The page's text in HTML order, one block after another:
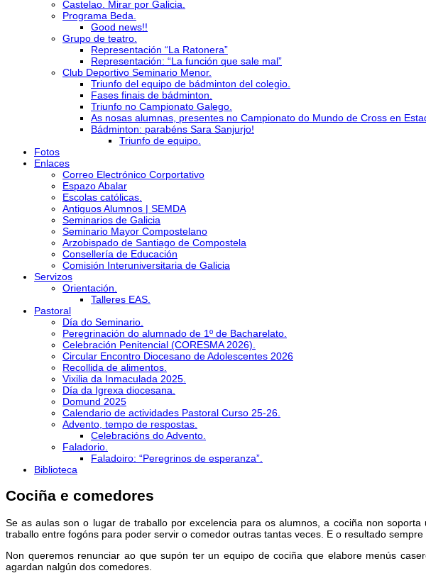
Castelao. Mirar por Galicia.
Programa Beda.
Good news!!
Grupo de teatro.
Representación “La Ratonera”
Representación: “La función que sale mal”
Club Deportivo Seminario Menor.
Triunfo del equipo de bádminton del colegio.
Fases finais de bádminton.
Triunfo no Campionato Galego.
As nosas alumnas, presentes no Campionato do Mundo de Cross en
Bádminton: parabéns Sara Sanjurjo!
Triunfo de equipo.
Fotos
Enlaces
Correo Electrónico Corportativo
Espazo Abalar
Escolas católicas.
Antiguos Alumnos | SEMDA
Seminarios de Galicia
Seminario Mayor Compostelano
Arzobispado de Santiago de Compostela
Consellería de Educación
Comisión Interuniversitaria de Galicia
Servizos
Orientación.
Talleres EAS.
Pastoral
Día do Seminario.
Peregrinación do alumnado de 1º de Bacharelato.
Celebración Penitencial (CORESMA 2026).
Circular Encontro Diocesano de Adolescentes 2026
Recollida de alimentos.
Vixilia da Inmaculada 2025.
Día da Igrexa diocesana.
Domund 2025
Calendario de actividades Pastoral Curso 25-26.
Advento, tempo de respostas.
Celebracións do Advento.
Faladorio.
Faladoiro: “Peregrinos de esperanza”.
Biblioteca
Cociña e comedores
Se as aulas son o lugar de traballo por excelencia para os alumnos, a cociña non
traballo entre fogóns para poder servir o comedor outras tantas veces. E o resultado sempre
Non queremos renunciar ao que supón ter un equipo de cociña que elabore menús
agardan nalgún dos comedores.